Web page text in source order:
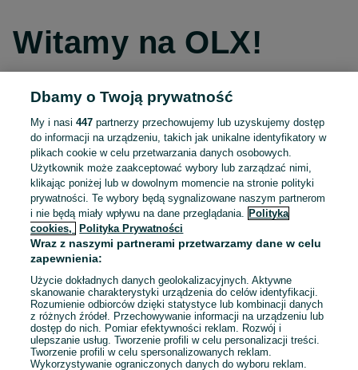
Witamy na OLX!
Kontynuuj przez Facebooka
Kontynuuj przez konto Apple
Kontynuuj przez konto Google
LUB
E-mail
Dbamy o Twoją prywatność
My i nasi447 partnerzy przechowujemy lub uzyskujemy dostęp
do informacji na urządzeniu, takich jak unikalne identyfikatory w
plikach cookie w celu przetwarzania danych osobowych.
Użytkownik może zaakceptować wybory lub zarządzać nimi,
klikając poniżej lub w dowolnym momencie na stronie polityki
prywatności. Te wybory będą sygnalizowane naszym partnerom
i nie będą miały wpływu na dane przeglądania.
Polityka
cookies,
Polityka Prywatności
Wraz z naszymi partnerami przetwarzamy dane w celu
zapewnienia:
Użycie dokładnych danych geolokalizacyjnych. Aktywne
skanowanie charakterystyki urządzenia do celów identyfikacji.
Rozumienie odbiorców dzięki statystyce lub kombinacji danych
z różnych źródeł. Przechowywanie informacji na urządzeniu lub
dostęp do nich. Pomiar efektywności reklam. Rozwój i
ulepszanie usług. Tworzenie profili w celu personalizacji treści.
Tworzenie profili w celu spersonalizowanych reklam.
Wykorzystywanie ograniczonych danych do wyboru reklam.